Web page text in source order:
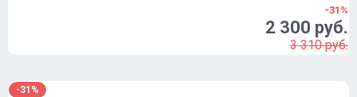
-31%
2 300 руб.
3 310 руб.
-31%